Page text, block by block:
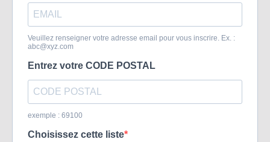
Veuillez renseigner votre adresse email pour vous inscrire. Ex. :
abc@xyz.com
Entrez votre CODE POSTAL
exemple : 69100
Choisissez cette liste